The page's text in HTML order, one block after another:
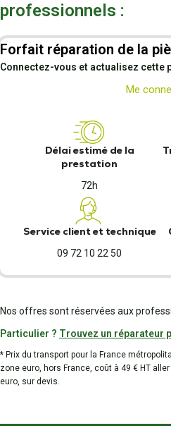
professionnels :
Forfait réparation de la
Connectez-vous et actualisez cette
Me
Délai estimé de la
prestation
72h
Service client et technique
09 72 10 22 50
Nos offres sont réservées aux
Particulier ? Trouvez un réparateur
* Prix du transport pour la France
zone euro, hors France, coût à 49 € HT
euro, sur devis.